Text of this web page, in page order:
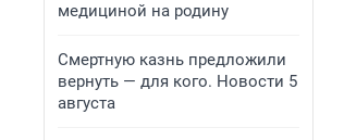
медициной на родину
Смертную казнь предложили
вернуть — для кого. Новости 5
августа